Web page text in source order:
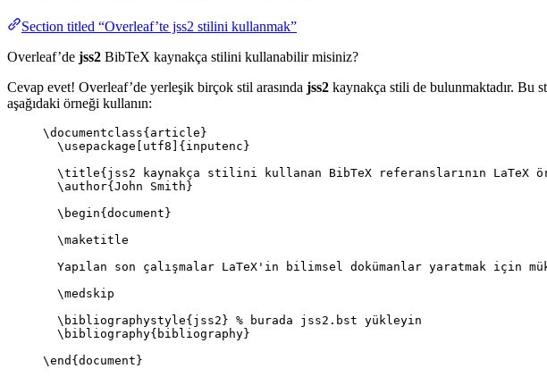
Section titled “Overleaf’te jss2 stilini kullanmak”
Overleaf’de jss2 BibTeX kaynakça stilini kullanabilir misiniz?
Cevap evet! Overleaf’de yerleşik birçok stil arasında jss2 kaynakça stili de bulunmaktadır. Bu
aşağıdaki örneği kullanın:
\documentclass{ article }
\usepackage
utf8 ]{ inputenc }
\title{jss2 kaynakça stilini kullanan BibTeX referanslarının LaTeX
\author{John Smith}
\begin{ document }
\maketitle
Yapılan son çalışmalar LaTeX'in bilimsel dokümanlar yaratmak için
\medskip
\bibliographystyle{jss2} % burada jss2.bst yükleyin
\bibliography{bibliography}
\end { document }